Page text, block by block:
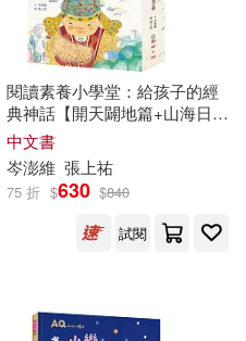
閱讀素養小學堂：給孩子的經
典神話【開天闢地篇+山海日月
篇+民間傳奇篇，共三冊】
中文書
岑澎維 張上祐
75 折 $630 $840
試閱